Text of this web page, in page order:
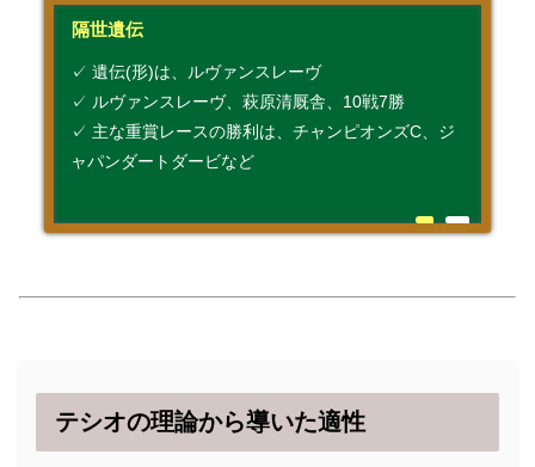
隔世遺伝
✓ 遺伝(形)は、ルヴァンスレーヴ
✓ ルヴァンスレーヴ、萩原清厩舎、10戦7勝
✓ 主な重賞レースの勝利は、チャンピオンズC、ジ
ャパンダートダービなど
テシオの理論から導いた適性